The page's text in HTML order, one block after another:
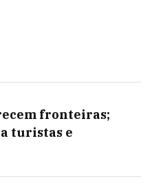
fronteiras;
turistas e